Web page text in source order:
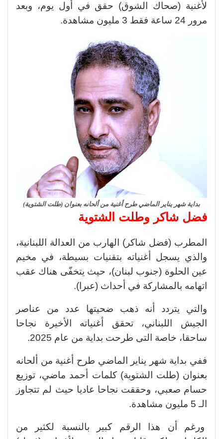
لأغنية (صحاك الشوق) حقق في أول يوم، وبعد
مرور 24 ساعة فقط 3 مليون مشاهدة.
بداية شهر يناير الماضي طرح أغنية من ألحانه بعنوان (طلت الشتوية)
فضل شاكر وطلت الشتوية
المطرب (فضل شاكر) الهارب من العدالة اللبنانية،
والذي يسجل أغنياته بتقنيات بسيطة، في مخيم
عين الحلوة (جنوب لبنان)، حيث يتخفّى هناك عقب
اتهامه بالمشاركة في أحداث (عبرا).
والتي يتردد أنه ذهب ضحيتها عدد من عناصر
الجيش اللبناني، تحقق أغنياته الأخيرة نجاحا
ساحقا، خاصة التى طرحت بداية من عام 2025.
ففي بداية شهر يناير الماضي طرح أغنية من ألحانه
بعنوان (طلت الشتوية) كلمات أحمد ماضي، توزيع
حسام صعبي، وحققت نجاحا عاديا حيث لم تتجاوز
الـ 5 مليون مشاهدة.
ورغم أن هذا الرقم كبير بالنسبة لكثير من